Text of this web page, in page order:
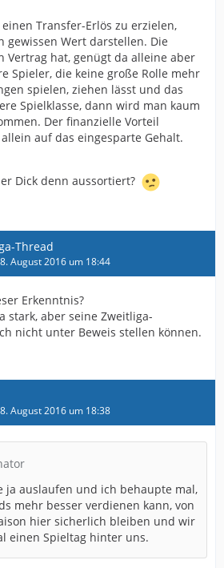
Transfer-Erlös zu erzielen,
gewissen Wert darstellen. Die
Vertrag hat, genügt da alleine aber
Spieler, die keine große Rolle mehr
spielen, ziehen lässt und das
Spielklasse, dann wird man kaum
Der finanzielle Vorteil
auf das eingesparte Gehalt.
Dick denn aussortiert?
Thread
8. August 2016 um 18:44
Erkenntnis?
stark, aber seine Zweitliga-
nicht unter Beweis stellen können.
8. August 2016 um 18:38
ja auslaufen und ich behaupte mal,
mehr besser verdienen kann, von
hier sicherlich bleiben und wir
einen Spieltag hinter uns.